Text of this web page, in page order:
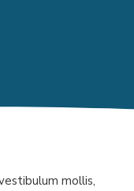
mollis,